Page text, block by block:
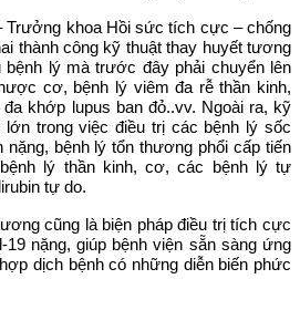
Trưởng khoa Hồi sức tích cực – chống
thành công kỹ thuật thay huyết tương
lý mà trước đây phải chuyển lên
cơ, bệnh lý viêm đa rễ thần kinh,
khớp lupus ban đỏ..vv. Ngoài ra, kỹ
trong việc điều trị các bệnh lý sốc
nặng, bệnh lý tổn thương phổi cấp tiến
lý thần kinh, cơ, các bệnh lý tự
tự do.
cũng là biện pháp điều trị tích cực
nặng, giúp bệnh viện sẵn sàng ứng
dịch bệnh có những diễn biến phức